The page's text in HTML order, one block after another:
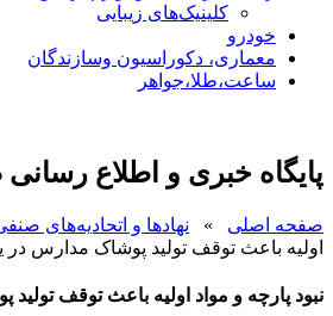
کلینیک‌های زیبایی
خودرو
معماری، دکوراسیون وسازندگان
ساعت،طلا،جواهر
پایگاه خبری و اطلاع
صفحه اصلی » نهادها و اتحادیه‌های
اولیه باعث توقف تولید پوشاک مدارس در
نبود پارچه و مواد اولیه باعث توقف